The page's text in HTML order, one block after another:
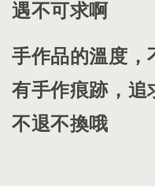
遇不可求啊
手作品的溫度，
有手作痕跡，追
不退不換哦